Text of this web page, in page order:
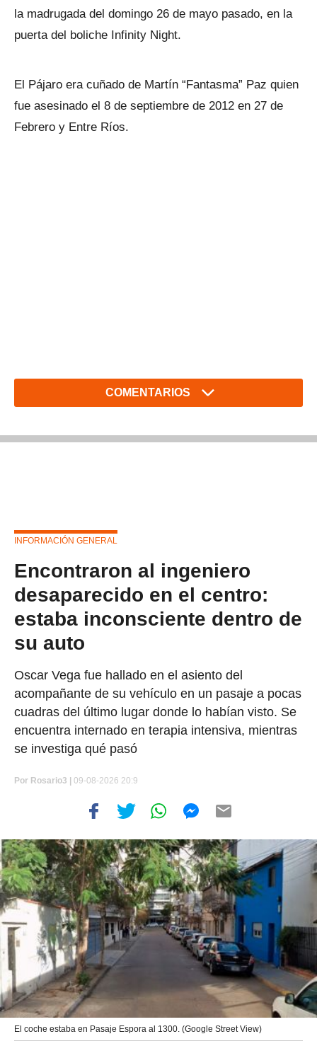
la madrugada del domingo 26 de mayo pasado, en la
puerta del boliche Infinity Night.
El Pájaro era cuñado de Martín “Fantasma” Paz quien
fue asesinado el 8 de septiembre de 2012 en 27 de
Febrero y Entre Ríos.
COMENTARIOS